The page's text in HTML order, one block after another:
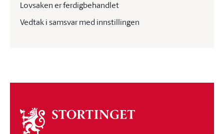
Lovsaken er ferdigbehandlet
Vedtak i samsvar med innstillingen
Om
stortinget